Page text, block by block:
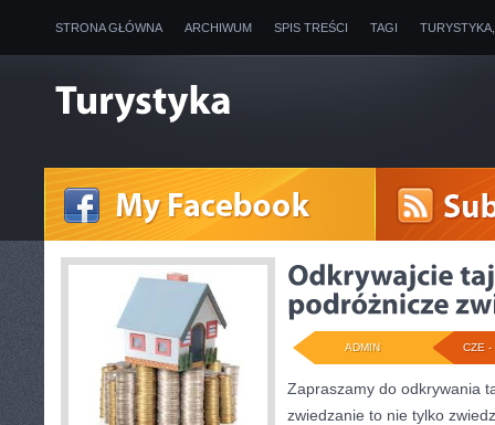
STRONA GŁÓWNA ARCHIWUM SPIS TREŚCI TAGI
CZE -
ADMIN
Zapraszamy do odkrywania
zwiedzanie to nie tylko